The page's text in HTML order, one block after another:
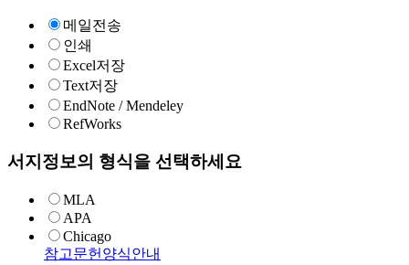
메일전송
인쇄
Excel저장
Text저장
EndNote / Mendeley
RefWorks
서지정보의 형식을 선택하세요
MLA
APA
Chicago
참고문헌양식안내